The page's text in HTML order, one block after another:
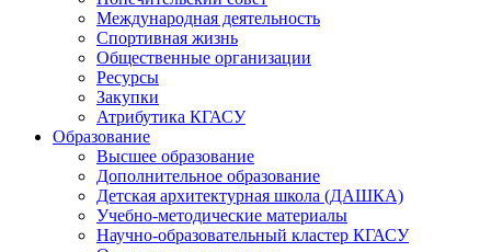
Международная деятельность
Спортивная жизнь
Общественные организации
Ресурсы
Закупки
Атрибутика КГАСУ
Образование
Высшее образование
Дополнительное образование
Детская архитектурная школа (ДАШКА)
Учебно-методические материалы
Научно-образовательный кластер КГАСУ